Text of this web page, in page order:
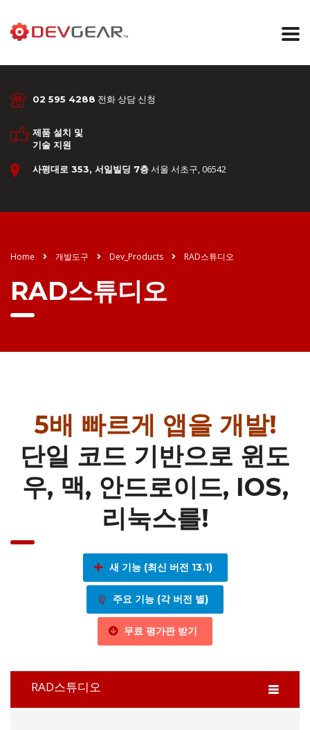
02 595 4288 전화 상담 신청
제품 설치 및
기술 지원
사평대로 353, 서일빌딩 7층서울 서초구, 06542
Home 개발도구 Dev_Products RAD스튜디오
RAD스튜디오
5배 빠르게 앱을 개발!
단일 코드 기반으로 윈도
우, 맥, 안드로이드, IOS,
리눅스를!
새 기능 (최신 버전 13.1)
주요 기능 (각 버전 별)
무료 평가판 받기
RAD스튜디오